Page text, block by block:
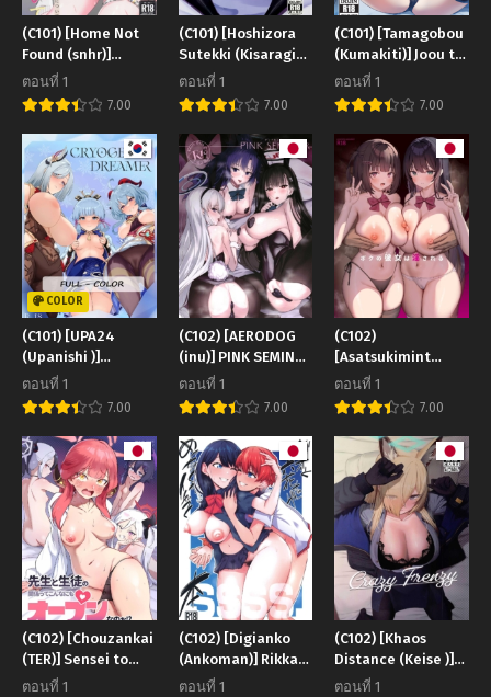
(C101) [Home Not
Found (snhr)]
Kotori to Hajimeru
Kenkyuu to
Kaihatsu ni Tsuite
(Blue Archive)
ตอนที่ 1
7.00
(C101) [Hoshizora
Sutekki (Kisaragi
Nana)] Dosukebe
Hisho Koyanskaya
THE Perverted
Secretary
Koyanskaya (Fate
Grand Order)
ตอนที่ 1
7.00
(C101) [Tamagobou
(Kumakiti)] Joou to
Toroketai _ Please
Seduce Me, Your
Majesty (Fate-
Grand Order)
ตอนที่ 1
7.00
COLOR
(C101) [UPA24
(Upanishi )]
CRYOGENIC
DREAMER (Genshin
Impact)
ตอนที่ 1
7.00
(C102) [AERODOG
(inu)] PINK SEMINAR
(Blue Archive)
ตอนที่ 1
7.00
(C102)
[Asatsukimint
(Mintice)] Boku no
Kanojo wa
Midasareru Omake
ตอนที่ 1
7.00
(C102) [Chouzankai
(TER)] Sensei to
Seito no Kankei tte
ตอนที่ 1
(C102) [Digianko
(Ankoman)] Rikka-
chan ga Yuuta to
ตอนที่ 1
(C102) [Khaos
Distance (Keise )]
Crazy Frenzy (Blue
ตอนที่ 1